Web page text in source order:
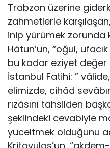
Trabzon üzerine
zahmetlerle
inip yürümek zorunda
Hâtun’un, “oğul,
bu kadar eziyet değer
İstanbul Fatihi: ”
elimizde, cihâd
rızâsını tahsilden
şeklindeki cevabiyle
yüceltmek olduğunu